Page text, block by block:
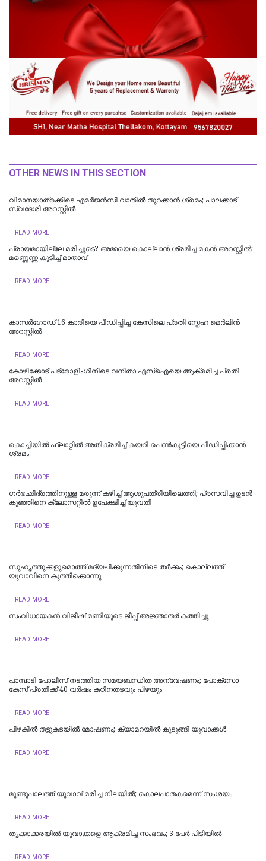
OTHER NEWS IN THIS SECTION
വിമാനയാത്രക്കിടെ എമര്‍ജന്‍സി വാതില്‍ തുറക്കാന്‍ ശ്രമം; പാലക്കാട്
സ്വദേശി അറസ്റ്റില്‍
READ MORE
പ്രായമായില്ലേ മരിച്ചൂടെ? അമ്മയെ കൊല്ലാൻ ശ്രമിച്ച മകൻ അറസ്റ്റിൽ;
മണ്ണെണ്ണ കുടിച്ച് മാതാവ്
READ MORE
കാസർഗോഡ് 16 കാരിയെ പീഡിപ്പിച്ച കേസിലെ പ്രതി സ്നേഹ മെർലിൻ
അറസ്റ്റിൽ
READ MORE
കോഴിക്കോട് പട്രോളിംഗിനിടെ വനിതാ എസ്ഐയെ ആക്രമിച്ച പ്രതി
അറസ്റ്റിൽ
READ MORE
കൊച്ചിയില്‍ ഫ്ലാറ്റിൽ അതിക്രമിച്ച് കയറി പെൺകുട്ടിയെ പീഡിപ്പിക്കാൻ
ശ്രമം
READ MORE
ഗർഭഛിദ്രത്തിനുള്ള മരുന്ന് കഴിച്ച് ആശുപത്രിയിലെത്തി; പ്രസവിച്ച ഉടൻ
കുഞ്ഞിനെ ക്ലോസറ്റിൽ ഉപേക്ഷിച്ച് യുവതി
READ MORE
സുഹൃത്തുക്കളുമൊത്ത് മദ്യപിക്കുന്നതിനിടെ തര്‍ക്കം; കൊല്ലത്ത്
യുവാവിനെ കുത്തിക്കൊന്നു
READ MORE
സംവിധായകൻ വിജീഷ് മണിയുടെ ജീപ്പ് അജ്ഞാതർ കത്തിച്ചു
READ MORE
പാമ്പാടി പോലീസ് നടത്തിയ സമയബന്ധിത അന്വേഷണം; പോക്സോ
കേസ് പ്രതിക്ക് 40 വർഷം കഠിനതടവും പിഴയും
READ MORE
പിഴകിൽ തട്ടുകടയിൽ മോഷണം; ക്യാമറയിൽ കുടുങ്ങി യുവാക്കൾ
READ MORE
മുണ്ടുപാലത്ത് യുവാവ് മരിച്ച നിലയില്‍; കൊലപാതകമെന്ന് സംശയം
READ MORE
തൃക്കാക്കരയിൽ യുവാക്കളെ ആക്രമിച്ച സംഭവം; 3 പേർ പിടിയിൽ
READ MORE